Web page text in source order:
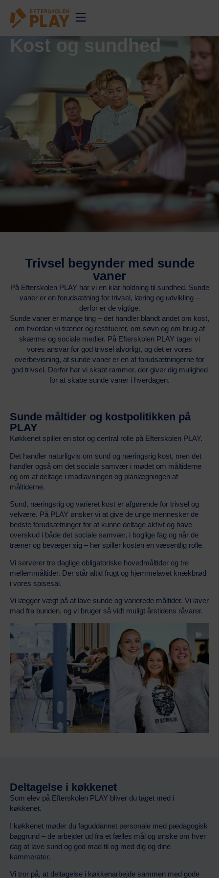
Kost og sundhed
Trivsel begynder med sunde
vaner
På Efterskolen PLAY har vi en klar holdning til sundhed. Sunde
vaner er en forudsætning for trivsel, læring og udvikling –
derfor er de vigtige.
Sunde vaner er mange ting – det handler blandt andet om kost,
om hvordan vi træner og restituerer, om søvn og om brug af
skærme og sociale medier. På Efterskolen PLAY tager vi
vores ansvar for god trivsel alvorligt, og det er vores
overbevisning, at sunde vaner er en af forudsætningerne for
god trivsel. Derfor har vi skabt rammer, der giver dig mulighed
for at skabe sunde vaner i hverdagen.
Sunde måltider og kostpolitikken på
PLAY
Køkkenet spiller en stor og central rolle på Efterskolen PLAY.
Det handler naturligvis om sund og næringsrig kost, men det
handler også om det sociale samvær i mødet om måltiderne
og om at deltage i madlavningen og planlægningen af
måltiderne.
Sund, næringsrig og varieret kost er afgørende for trivsel og
velvære. På PLAY ønsker vi at give de unge mennesker de
bedste forudsætninger for at kunne deltage aktivt og have
overskud i både det sociale samvær, i boglige fag og når de
træner og bevæger sig – her spiller kosten en væsentlig rolle.
Vi serverer tre daglige obligatoriske hovedmåltider og tre
mellemmåltider. Der står altid frugt og hjemmelavet knækbrød
i vores spisesal.
Vi lægger vægt på at lave sunde og varierede måltider. Vi laver
mad fra bunden, og vi bruger så vidt muligt årstidens råvarer.
Deltagelse i køkkenet
Som elev på Efterskolen PLAY bliver du taget med i
køkkenet.
I køkkenet møder du faguddannet personale med pædagogisk
baggrund – de arbejder ud fra et fælles mål og ønske om hver
dag at lave sund og god mad til og med dig og dine
kammerater.
Vi tror på, at deltagelse i køkkenarbejde sammen med gode